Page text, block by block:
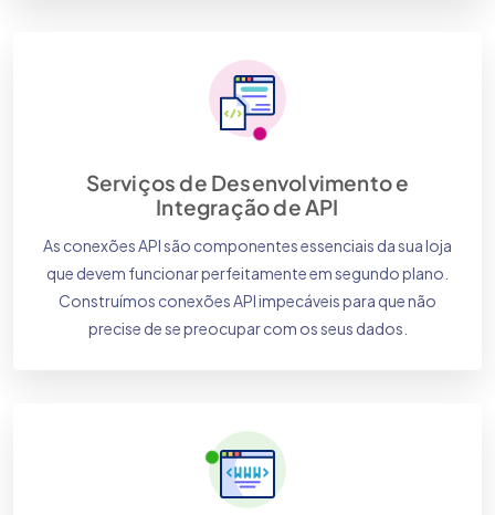
Serviços de Desenvolvimento e
Integração de API
As conexões API são componentes essenciais da sua loja
que devem funcionar perfeitamente em segundo plano.
Construímos conexões API impecáveis para que não
precise de se preocupar com os seus dados.